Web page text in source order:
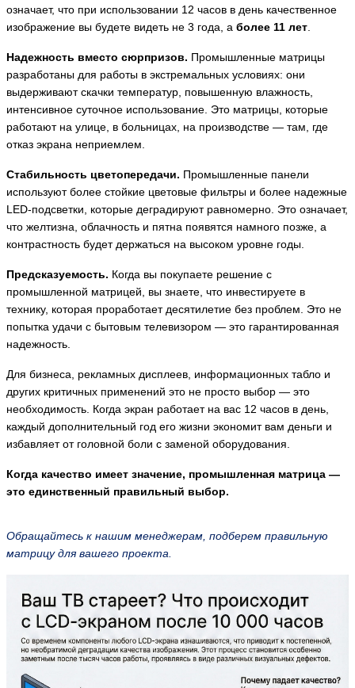
означает, что при использовании 12 часов в день качественное
изображение вы будете видеть не 3 года, а более 11 лет.
Надежность вместо сюрпризов. Промышленные матрицы
разработаны для работы в экстремальных условиях: они
выдерживают скачки температур, повышенную влажность,
интенсивное суточное использование. Это матрицы, которые
работают на улице, в больницах, на производстве — там, где
отказ экрана неприемлем.
Стабильность цветопередачи. Промышленные панели
используют более стойкие цветовые фильтры и более надежные
LED-подсветки, которые деградируют равномерно. Это означает,
что желтизна, облачность и пятна появятся намного позже, а
контрастность будет держаться на высоком уровне годы.
Предсказуемость. Когда вы покупаете решение с
промышленной матрицей, вы знаете, что инвестируете в
технику, которая проработает десятилетие без проблем. Это не
попытка удачи с бытовым телевизором — это гарантированная
надежность.
Для бизнеса, рекламных дисплеев, информационных табло и
других критичных применений это не просто выбор — это
необходимость. Когда экран работает на вас 12 часов в день,
каждый дополнительный год его жизни экономит вам деньги и
избавляет от головной боли с заменой оборудования.
Когда качество имеет значение, промышленная матрица —
это единственный правильный выбор.
Обращайтесь к нашим менеджерам, подберем правильную
матрицу для вашего проекта.